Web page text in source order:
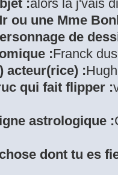
:alors là j'vais
ou une Mme
de
:Franck
acteur(rice) :
qui fait flipper :
astrologique :
dont tu es